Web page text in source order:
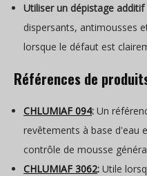
Utiliser un dépistage additif
dispersants, antimousses
lorsque le défaut est
Références de
CHLUMIAF 094: Un
revêtements à base d'eau
contrôle de mousse
CHLUMIAF 3062: Utile